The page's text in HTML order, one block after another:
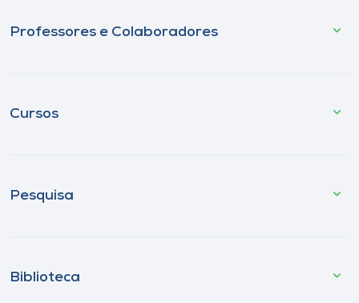
Professores e Colaboradores
Cursos
Pesquisa
Biblioteca